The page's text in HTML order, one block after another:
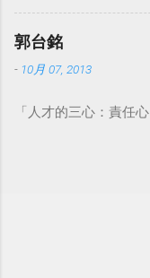
華名言 - Chinese
郭台銘
- 10月 07, 2013
「人才的三心：責任